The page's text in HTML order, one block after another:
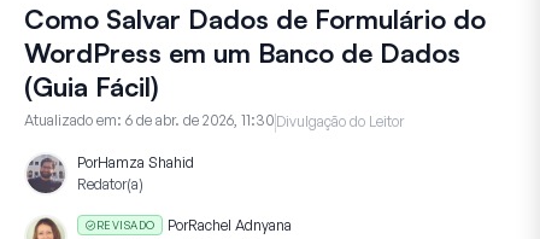
Como Salvar Dados de Formulário do
WordPress em um Banco de Dados
(Guia Fácil)
Atualizado em: 6 de abr. de 2026, 11:30 Divulgação do Leitor
PorHamza Shahid
Redator(a)
REVISADO PorRachel Adnyana